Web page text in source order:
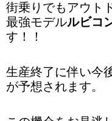
街乗りでもアウト
最強モデルルビコ
す！！
生産終了に伴い今
が予想されます。